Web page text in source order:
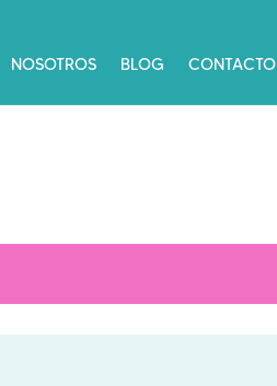
NOSOTROS BLOG CONTACTO